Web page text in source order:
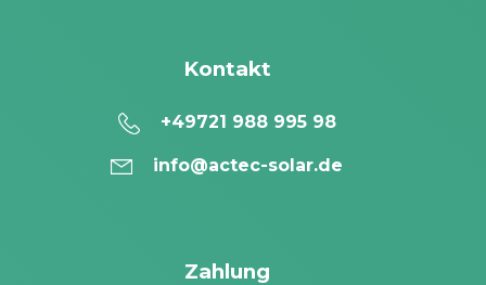
Kontakt
+49721 988 995 98
info@actec-solar.de
Zahlung